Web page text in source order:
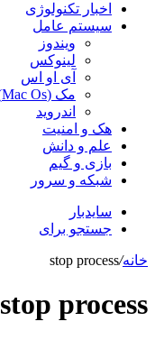
اخبار تکنولوژی
سیستم عامل
ویندوز
لینوکس
آی او اس
مک (Mac Os)
اندروید
هک و امنیت
علم و دانش
بازی و گیم
شبکه و سرور
سایدبار
جستجو برای
خانه/
stop process
stop process